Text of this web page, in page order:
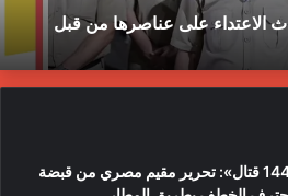
الاعتداء على عناصرها من قبل
«اللواء 144 قتال»: تحرير مقيم مصري من قبضة